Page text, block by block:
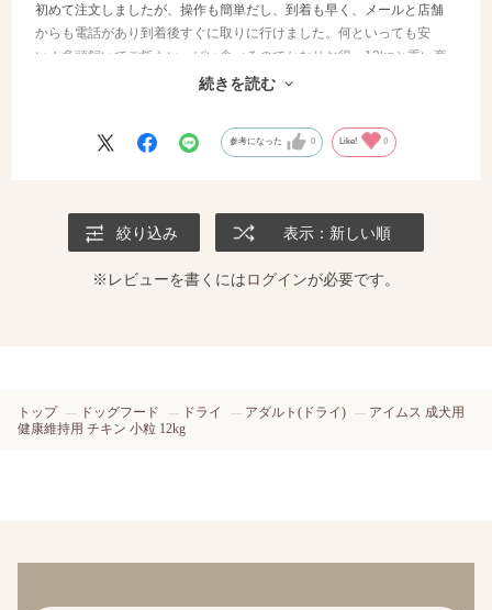
初めて注文しましたが、操作も簡単だし、到着も早く、メールと店舗
からも電話があり到着後すぐに取りに行けました。何といっても安
い！多頭飼いでご飯もいっぱい食べるのでかなりお得。12kgと重い商
品でしたが、お店の方が車まで運んで下さり助かりました。難点は安
続きを読む
参考になった 0 Like! 0
絞り込み 表示：新しい順
※レビューを書くにはログインが必要です。
トップ ドッグフード ドライ アダルト(ドライ)
アイムス 成犬用
健康維持用 チキン 小粒 12kg